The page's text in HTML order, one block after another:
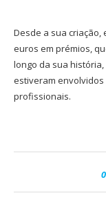
Desde a sua criação,
euros em prémios,
longo da sua
estiveram envolvidos
profissionais.
0